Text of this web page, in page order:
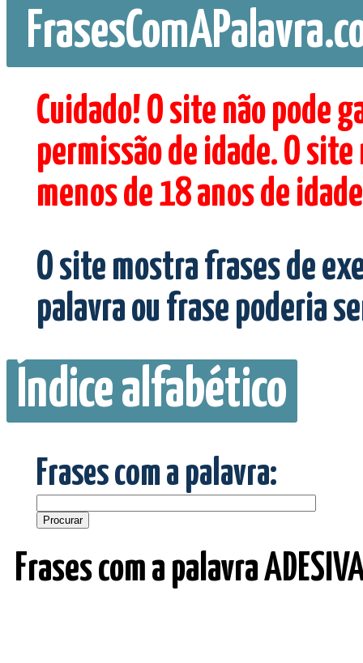
Cuidado! O site não pode
permissão de idade. O
menos de 18 anos de
O site mostra frases de
palavra ou frase poderia
Índice alfabético
Frases com a palavra:
Frases com a palavra